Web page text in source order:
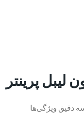
لیبل پرینتر
دقیق ویژگی‌ها